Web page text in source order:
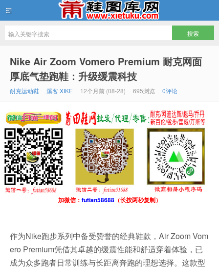
Nike Air Zoom Vomero Premium 耐克网面
厚底气垫跑鞋：升级缓震科技
耐克运动鞋 溪客 XIKE 12个月前 (08-28) 695浏览 0评论
加微信： futian58688（长按两秒复制）
作为Nike跑步系列中备受赞誉的经典鞋款，Air Zoom Vom
ero Premium凭借其卓越的缓震性能和舒适穿着体验，已
成为众多跑者日常训练与长距离奔跑的理想选择。这款型